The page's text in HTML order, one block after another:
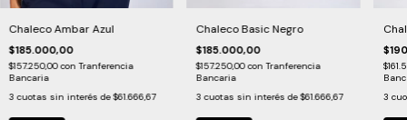
Chaleco Ambar Azul
$185.000,00
$157.250,00con Tranferencia
Bancaria
3 cuotas sin interés de$61.666,67
Chaleco Basic Negro
$185.000,00
$157.250,00con Tranferencia
Bancaria
3 cuotas sin interés de$61.666,67
3